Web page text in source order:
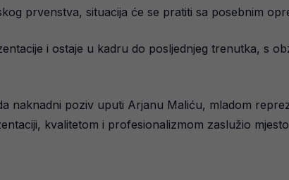
prvenstva, situacija će se pratiti sa posebnim
i ostaje u kadru do posljednjeg trenutka, s
naknadni poziv uputi Arjanu Maliću, mladom
kvalitetom i profesionalizmom zaslužio